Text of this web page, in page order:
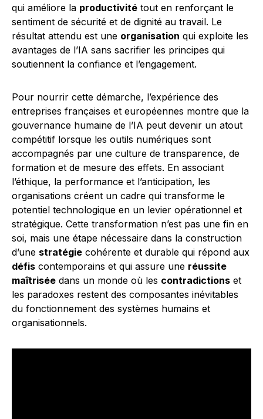
qui améliore la productivité tout en renforçant le
sentiment de sécurité et de dignité au travail. Le
résultat attendu est une organisation qui exploite les
avantages de l’IA sans sacrifier les principes qui
soutiennent la confiance et l’engagement.
Pour nourrir cette démarche, l’expérience des
entreprises françaises et européennes montre que la
gouvernance humaine de l’IA peut devenir un atout
compétitif lorsque les outils numériques sont
accompagnés par une culture de transparence, de
formation et de mesure des effets. En associant
l’éthique, la performance et l’anticipation, les
organisations créent un cadre qui transforme le
potentiel technologique en un levier opérationnel et
stratégique. Cette transformation n’est pas une fin en
soi, mais une étape nécessaire dans la construction
d’une stratégie cohérente et durable qui répond aux
défis contemporains et qui assure une réussite
maîtrisée dans un monde où les contradictions et
les paradoxes restent des composantes inévitables
du fonctionnement des systèmes humains et
organisationnels.